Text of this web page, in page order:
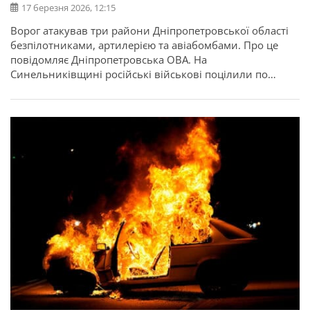
17 березня 2026, 12:15
Ворог атакував три райони Дніпропетровської області
безпілотниками, артилерією та авіабомбами. Про це
повідомляє Дніпропетровська ОВА. На
Синельниківщині російські військові поцілили по
КАБом у Покровській громаді постраждала 63-річна
жінка. Згоріли вщент 2 приватні будинки, нежитлова
будівля та 2 господарські споруди. Також через
влучання БпЛА в Українській громаді пошкоджений
приватний будинок.